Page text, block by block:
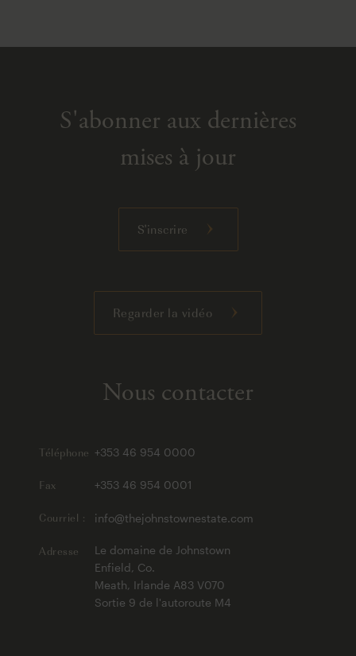
S'abonner aux dernières
mises à jour
S'inscrire
Regarder la vidéo
Nous contacter
Téléphone +353 46 954 0000
Fax +353 46 954 0001
Courriel : info@thejohnstownestate.com
Adresse
Le domaine de Johnstown
Enfield, Co.
Meath, Irlande A83 V070
Sortie 9 de l'autoroute M4